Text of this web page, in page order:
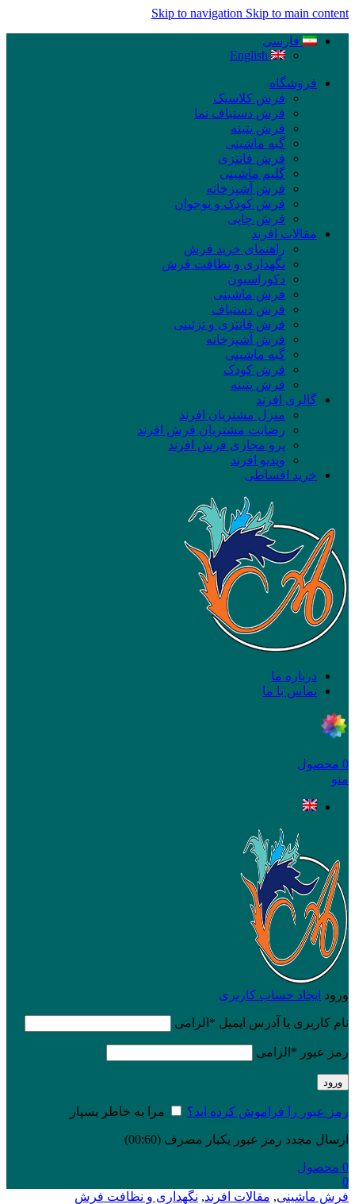
Skip to navigation Skip to main content
فارسی
English
فروشگاه
فرش کلاسیک
فرش دستباف نما
فرش پتینه
گبه ماشینی
فرش فانتزی
گلیم ماشینی
فرش آشپزخانه
فرش کودک و نوجوان
فرش چاپی
مقالات افرند
راهنمای خرید فرش
نگهداری و نظافت فرش
دکوراسیون
فرش ماشینی
فرش دستباف
فرش فانتزی و تزئینی
فرش آشپزخانه
گبه ماشینی
فرش کودک
فرش پتینه
گالری افرند
منزل مشتریان افرند
رضایت مشتریان فرش افرند
پرو مجازی فرش افرند
ویدیو افرند
خرید اقساطی
درباره ما
تماس با ما
0 محصول
منو
ورود ایجاد حساب کاربری
نام کاربری یا آدرس ایمیل * الزامی
رمز عبور * الزامی
ورود
رمز عبور را فراموش کرده اید؟ مرا به خاطر بسپار
ارسال مجدد رمز عبور یکبار مصرف (00:
60
)
0 محصول
0
فرش ماشینی, مقالات افرند, نگهداری و نظافت فرش